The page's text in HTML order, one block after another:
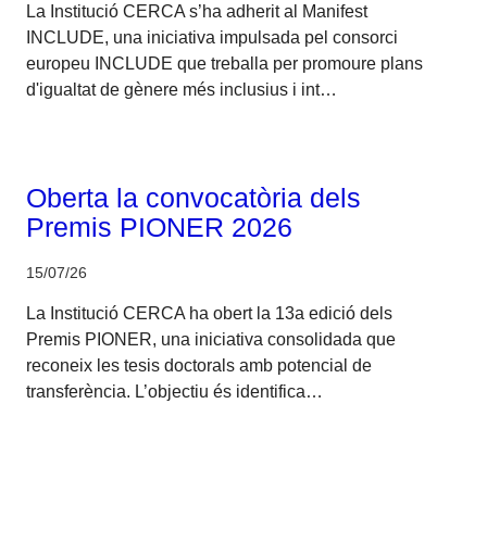
La Institució CERCA s’ha adherit al Manifest
INCLUDE, una iniciativa impulsada pel consorci
europeu INCLUDE que treballa per promoure plans
d'igualtat de gènere més inclusius i int…
Oberta la convocatòria dels
Premis PIONER 2026
15/07/26
La Institució CERCA ha obert la 13a edició dels
Premis PIONER, una iniciativa consolidada que
reconeix les tesis doctorals amb potencial de
transferència. L’objectiu és identifica…